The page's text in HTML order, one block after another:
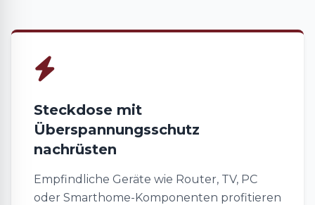
Steckdose mit
Überspannungsschutz
nachrüsten
Empfindliche Geräte wie Router, TV, PC
oder Smarthome-Komponenten profitieren